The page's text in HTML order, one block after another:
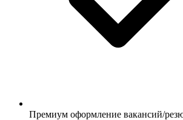
Премиум оформление вакансий/